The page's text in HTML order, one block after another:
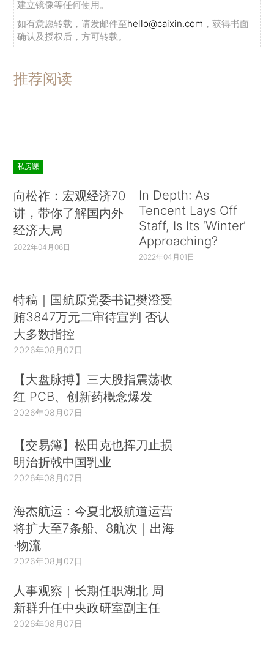
建立镜像等任何使用。
如有意愿转载，请发邮件至hello@caixin.com ，获得书面
确认及授权后，方可转载。
推荐阅读
私房课
向松祚：宏观经济70
讲，带你了解国内外
经济大局
2022年04月06日
In Depth: As
Tencent Lays Off
Staff, Is Its ‘Winter’
Approaching?
2022年04月01日
特稿｜国航原党委书记樊澄受
贿3847万元二审待宣判 否认
大多数指控
2026年08月07日
【大盘脉搏】三大股指震荡收
红 PCB、创新药概念爆发
2026年08月07日
【交易簿】松田克也挥刀止损
明治折戟中国乳业
2026年08月07日
海杰航运：今夏北极航道运营
将扩大至7条船、8航次｜出海
·物流
2026年08月07日
人事观察｜长期任职湖北 周
新群升任中央政研室副主任
2026年08月07日